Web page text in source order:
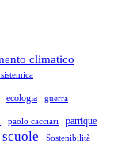
climatico
ecologia guerra
paolo cacciari parrique
scuole Sostenibilità